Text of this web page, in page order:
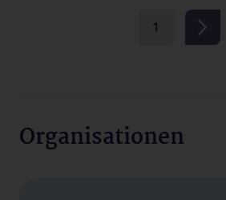
1
Organisationen